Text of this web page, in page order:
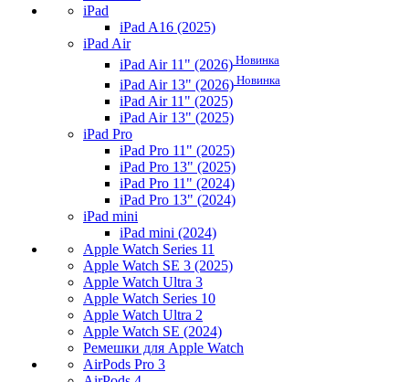
iPad
iPad A16 (2025)
iPad Air
iPad Air 11" (2026) Новинка
iPad Air 13" (2026) Новинка
iPad Air 11" (2025)
iPad Air 13" (2025)
iPad Pro
iPad Pro 11" (2025)
iPad Pro 13" (2025)
iPad Pro 11" (2024)
iPad Pro 13" (2024)
iPad mini
iPad mini (2024)
Apple Watch Series 11
Apple Watch SE 3 (2025)
Apple Watch Ultra 3
Apple Watch Series 10
Apple Watch Ultra 2
Apple Watch SE (2024)
Ремешки для Apple Watch
AirPods Pro 3